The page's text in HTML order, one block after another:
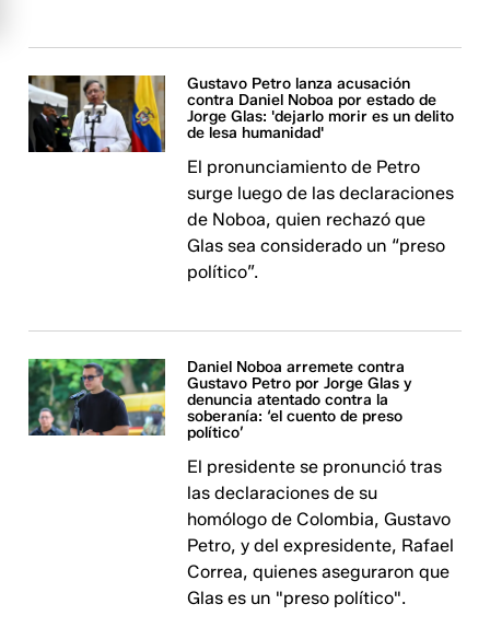
Gustavo Petro lanza acusación
contra Daniel Noboa por estado de
Jorge Glas: 'dejarlo morir es un delito
de lesa humanidad'
El pronunciamiento de Petro
surge luego de las declaraciones
de Noboa, quien rechazó que
Glas sea considerado un “preso
político”.
Daniel Noboa arremete contra
Gustavo Petro por Jorge Glas y
denuncia atentado contra la
soberanía: ‘el cuento de preso
político’
El presidente se pronunció tras
las declaraciones de su
homólogo de Colombia, Gustavo
Petro, y del expresidente, Rafael
Correa, quienes aseguraron que
Glas es un "preso político".